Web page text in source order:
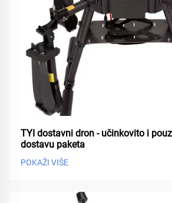
TYI dostavni dron - učinkovito i
dostavu paketa
POKAŽI VIŠE